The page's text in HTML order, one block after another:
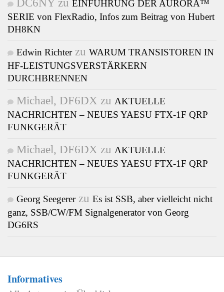
DC6NY zu EINFÜHRUNG DER AURORA™
SERIE von FlexRadio, Infos zum Beitrag von Hubert
DH8KN
Edwin Richterzu WARUM TRANSISTOREN IN
HF-LEISTUNGSVERSTÄRKERN
DURCHBRENNEN
Michael, DF6DX zu AKTUELLE
NACHRICHTEN – NEUES YAESU FTX-1F QRP
FUNKGERÄT
Michael, DF6DX zu AKTUELLE
NACHRICHTEN – NEUES YAESU FTX-1F QRP
FUNKGERÄT
Georg Seegererzu Es ist SSB, aber vielleicht nicht
ganz, SSB/CW/FM Signalgenerator von Georg
DG6RS
Informatives